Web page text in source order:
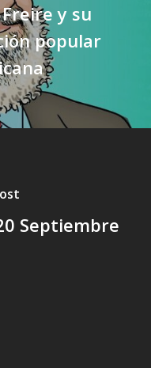
y su
popular
Septiembre